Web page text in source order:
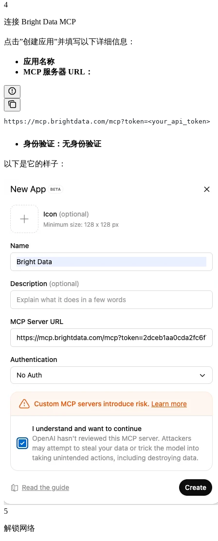
4
连接 Bright Data MCP
点击”创建应用”并填写以下详细信息：
应用名称
MCP 服务器 URL：
https://mcp.brightdata.com/mcp?token=<your_api_token>
身份验证：无身份验证
以下是它的样子：
5
解锁网络